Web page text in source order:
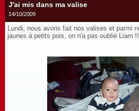
J'ai mis dans ma valise
14/10/2009
Lundi, nous avons fait nos valises et parmi
jaunes à petits pois, on n'a pas oublié Liam